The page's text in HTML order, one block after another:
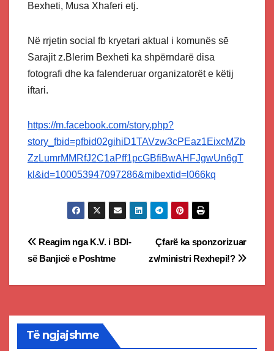
Bexheti, Musa Xhaferi etj.
Në rrjetin social fb kryetari aktual i komunës sē
Sarajit z.Blerim Bexheti ka shpërndarë disa
fotografi dhe ka falenderuar organizatorët e këtij
iftari.
https://m.facebook.com/story.php?
story_fbid=pfbid02gihiD1TAVzw3cPEaz1EixcMZb
ZzLumrMMRfJ2C1aPff1pcGBfiBwAHFJgwUn6gT
kl&id=100053947097286&mibextid=l066kq
Post
navigation
Çfarë ka sponzorizuar
zv/ministri Rexhepi!?
Reagim nga K.V. i BDI-
së Banjicë e Poshtme
Të ngjajshme